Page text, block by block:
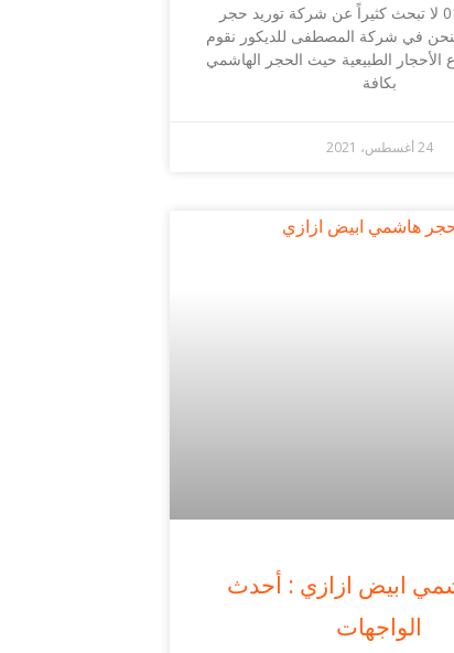
01097794362 لا تبحث كثيراً عن شركة توريد حجر
في شركة المصطفى للديكور نقوم
الأحجار الطبيعية حيث الحجر الهاشمي
بكافة
24 أغسطس، 2021
ابيض ازازي : أحدث
الواجهات